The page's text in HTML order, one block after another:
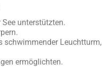
unterstützten.
schwimmender Leuchtturm,
ermöglichten.